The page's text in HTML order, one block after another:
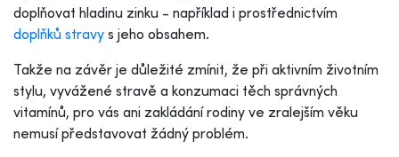
doplňovat hladinu zinku - například i prostřednictvím
doplňků stravy s jeho obsahem.
Takže na závěr je důležité zmínit, že při aktivním životním
stylu, vyvážené stravě a konzumaci těch správných
vitamínů, pro vás ani zakládání rodiny ve zralejším věku
nemusí představovat žádný problém.